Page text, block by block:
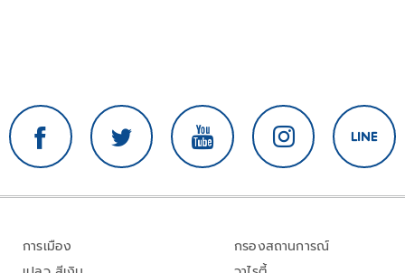
การเมือง
กรองสถานการณ์